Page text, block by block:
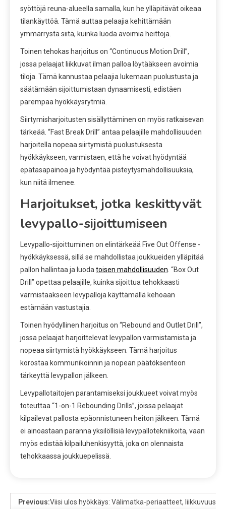
syöttöjä reuna-alueella samalla, kun he ylläpitävät oikeaa
tilankäyttöä. Tämä auttaa pelaajia kehittämään
ymmärrystä siitä, kuinka luoda avoimia heittoja.
Toinen tehokas harjoitus on “Continuous Motion Drill”,
jossa pelaajat liikkuvat ilman palloa löytääkseen avoimia
tiloja. Tämä kannustaa pelaajia lukemaan puolustusta ja
säätämään sijoittumistaan dynaamisesti, edistäen
parempaa hyökkäysrytmiä.
Siirtymisharjoitusten sisällyttäminen on myös ratkaisevan
tärkeää. “Fast Break Drill” antaa pelaajille mahdollisuuden
harjoitella nopeaa siirtymistä puolustuksesta
hyökkäykseen, varmistaen, että he voivat hyödyntää
epätasapainoa ja hyödyntää pisteytysmahdollisuuksia,
kun niitä ilmenee.
Harjoitukset, jotka keskittyvät
levypallo-sijoittumiseen
Levypallo-sijoittuminen on elintärkeää Five Out Offense -
hyökkäyksessä, sillä se mahdollistaa joukkueiden ylläpitää
pallon hallintaa ja luoda toisen mahdollisuuden . “Box Out
Drill” opettaa pelaajille, kuinka sijoittua tehokkaasti
varmistaakseen levypalloja käyttämällä kehoaan
estämään vastustajia.
Toinen hyödyllinen harjoitus on “Rebound and Outlet Drill”,
jossa pelaajat harjoittelevat levypallon varmistamista ja
nopeaa siirtymistä hyökkäykseen. Tämä harjoitus
korostaa kommunikoinnin ja nopean päätöksenteon
tärkeyttä levypallon jälkeen.
Levypallotaitojen parantamiseksi joukkueet voivat myös
toteuttaa “1-on-1 Rebounding Drills”, joissa pelaajat
kilpailevat pallosta epäonnistuneen heiton jälkeen. Tämä
ei ainoastaan paranna yksilöllisiä levypallotekniikoita, vaan
myös edistää kilpailuhenkisyyttä, joka on olennaista
tehokkaassa joukkuepelissä.
Previous:Viisi ulos hyökkäys: Välimatka-periaatteet,